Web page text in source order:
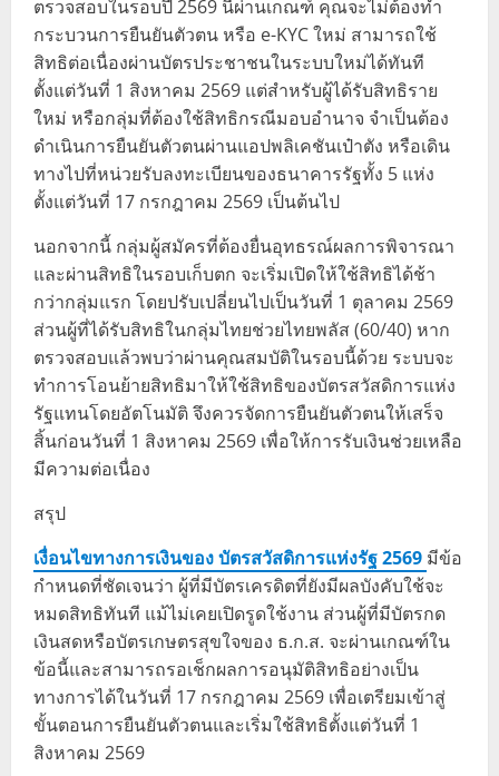
ตรวจสอบในรอบปี 2569 นี้ผ่านเกณฑ์ คุณจะไม่ต้องทำ
กระบวนการยืนยันตัวตน หรือ e-KYC ใหม่ สามารถใช้
สิทธิต่อเนื่องผ่านบัตรประชาชนในระบบใหม่ได้ทันที
ตั้งแต่วันที่ 1 สิงหาคม 2569 แต่สำหรับผู้ได้รับสิทธิราย
ใหม่ หรือกลุ่มที่ต้องใช้สิทธิกรณีมอบอำนาจ จำเป็นต้อง
ดำเนินการยืนยันตัวตนผ่านแอปพลิเคชันเป๋าตัง หรือเดิน
ทางไปที่หน่วยรับลงทะเบียนของธนาคารรัฐทั้ง 5 แห่ง
ตั้งแต่วันที่ 17 กรกฎาคม 2569 เป็นต้นไป
นอกจากนี้ กลุ่มผู้สมัครที่ต้องยื่นอุทธรณ์ผลการพิจารณา
และผ่านสิทธิในรอบเก็บตก จะเริ่มเปิดให้ใช้สิทธิได้ช้า
กว่ากลุ่มแรก โดยปรับเปลี่ยนไปเป็นวันที่ 1 ตุลาคม 2569
ส่วนผู้ที่ได้รับสิทธิในกลุ่มไทยช่วยไทยพลัส (60/40) หาก
ตรวจสอบแล้วพบว่าผ่านคุณสมบัติในรอบนี้ด้วย ระบบจะ
ทำการโอนย้ายสิทธิมาให้ใช้สิทธิของบัตรสวัสดิการแห่ง
รัฐแทนโดยอัตโนมัติ จึงควรจัดการยืนยันตัวตนให้เสร็จ
สิ้นก่อนวันที่ 1 สิงหาคม 2569 เพื่อให้การรับเงินช่วยเหลือ
มีความต่อเนื่อง
สรุป
เงื่อนไขทางการเงินของ บัตรสวัสดิการแห่งรัฐ 2569 มีข้อ
กำหนดที่ชัดเจนว่า ผู้ที่มีบัตรเครดิตที่ยังมีผลบังคับใช้จะ
หมดสิทธิทันที แม้ไม่เคยเปิดรูดใช้งาน ส่วนผู้ที่มีบัตรกด
เงินสดหรือบัตรเกษตรสุขใจของ ธ.ก.ส. จะผ่านเกณฑ์ใน
ข้อนี้และสามารถรอเช็กผลการอนุมัติสิทธิอย่างเป็น
ทางการได้ในวันที่ 17 กรกฎาคม 2569 เพื่อเตรียมเข้าสู่
ขั้นตอนการยืนยันตัวตนและเริ่มใช้สิทธิตั้งแต่วันที่ 1
สิงหาคม 2569